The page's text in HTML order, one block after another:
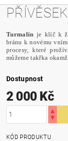
Turmalín je klíč k
bránu k novému
procesy, které
můžeme takřka
Dostupnost
2 000 Kč
KÓD PRODUKTU